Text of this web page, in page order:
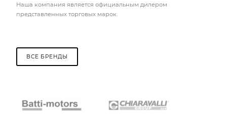
Наша компания является официальным дилером
представленных торговых марок.
ВСЕ БРЕНДЫ